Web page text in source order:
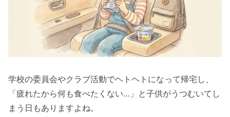
学校の委員会やクラブ活動でヘトヘトになって帰宅し、
「疲れたから何も食べたくない…」と子供がうつむいてし
まう日もありますよね。